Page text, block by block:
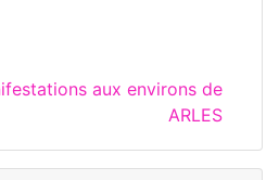
aux environs de
ARLES